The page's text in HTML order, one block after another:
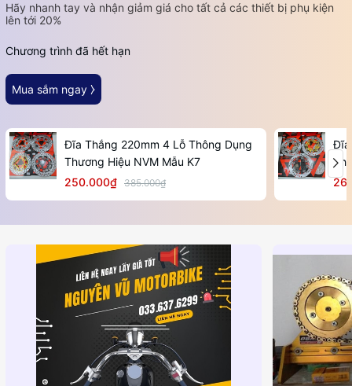
Hãy nhanh tay và nhận giảm giá cho tất cả các thiết bị phụ kiện
lên tới 20%
Chương trình đã hết hạn
Mua sắm ngay ⧽
Đĩa Thắng 220mm 4 Lỗ Thông Dụng
Thương Hiệu NVM Mẫu K7
250.000₫ 385.000₫
Đĩa